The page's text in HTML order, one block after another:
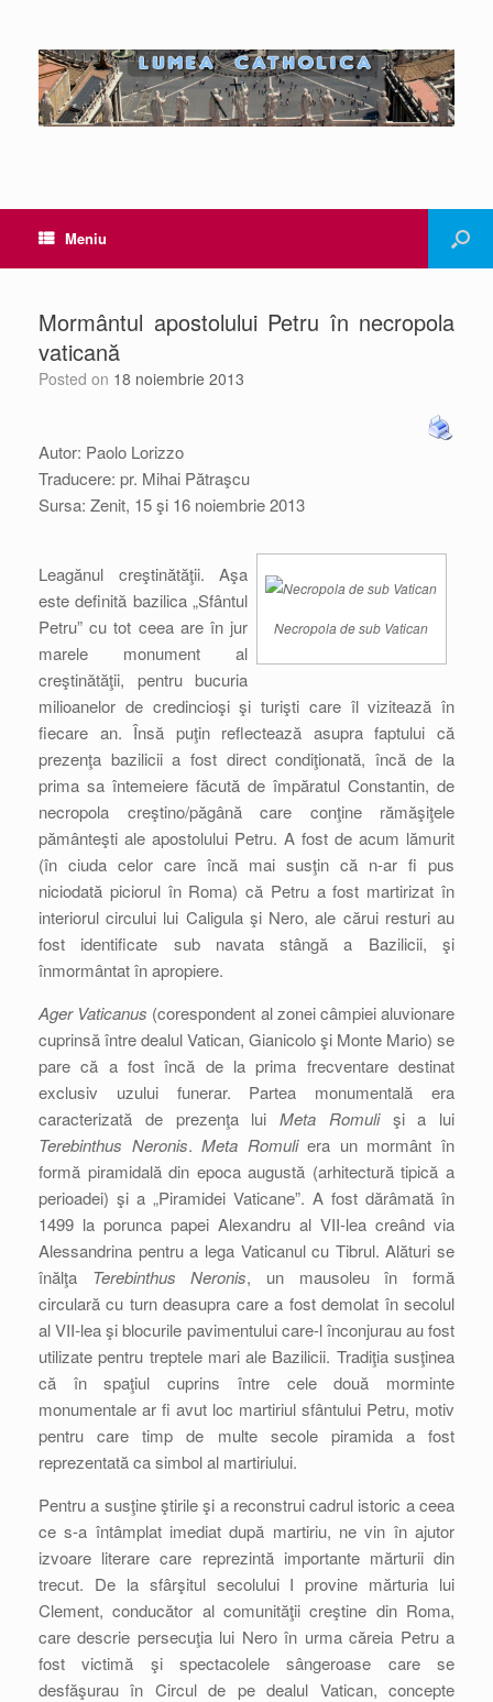
Meniu
Mormântul apostolului Petru în necropola
vaticană
Posted on 18 noiembrie 2013
Autor: Paolo Lorizzo
Traducere: pr. Mihai Pătraşcu
Sursa: Zenit, 15 şi 16 noiembrie 2013
Necropola de sub Vatican
Leagănul creştinătăţii. Aşa
este definită bazilica „Sfântul
Petru” cu tot ceea are în jur
marele monument al
creştinătăţii, pentru bucuria
milioanelor de credincioşi şi turişti care îl vizitează în
fiecare an. Însă puţin reflectează asupra faptului că
prezenţa bazilicii a fost direct condiţionată, încă de la
prima sa întemeiere făcută de împăratul Constantin, de
necropola creştino/păgână care conţine rămăşiţele
pământeşti ale apostolului Petru. A fost de acum lămurit
(în ciuda celor care încă mai susţin că n-ar fi pus
niciodată piciorul în Roma) că Petru a fost martirizat în
interiorul circului lui Caligula şi Nero, ale cărui resturi au
fost identificate sub navata stângă a Bazilicii, şi
înmormântat în apropiere.
Ager Vaticanus (corespondent al zonei câmpiei aluvionare
cuprinsă între dealul Vatican, Gianicolo şi Monte Mario) se
pare că a fost încă de la prima frecventare destinat
exclusiv uzului funerar. Partea monumentală era
caracterizată de prezenţa lui Meta Romulişi a lui
Terebinthus Neronis.Meta Romuliera un mormânt în
formă piramidală din epoca augustă (arhitectură tipică a
perioadei) şi a „Piramidei Vaticane”. A fost dărâmată în
1499 la porunca papei Alexandru al VII-lea creând via
Alessandrina pentru a lega Vaticanul cu Tibrul. Alături se
înălţa Terebinthus Neronis, un mausoleu în formă
circulară cu turn deasupra care a fost demolat în secolul
al VII-lea şi blocurile pavimentului care-l înconjurau au fost
utilizate pentru treptele mari ale Bazilicii. Tradiţia susţinea
că în spaţiul cuprins între cele două morminte
monumentale ar fi avut loc martiriul sfântului Petru, motiv
pentru care timp de multe secole piramida a fost
reprezentată ca simbol al martiriului.
Pentru a susţine ştirile şi a reconstrui cadrul istoric a ceea
ce s-a întâmplat imediat după martiriu, ne vin în ajutor
izvoare literare care reprezintă importante mărturii din
trecut. De la sfârşitul secolului I provine mărturia lui
Clement, conducător al comunităţii creştine din Roma,
care descrie persecuţia lui Nero în urma căreia Petru a
fost victimă şi spectacolele sângeroase care se
desfăşurau în Circul de pe dealul Vatican, concepte